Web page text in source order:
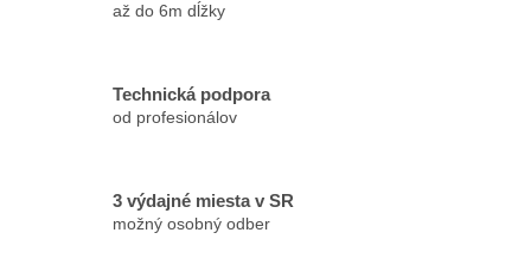
až do 6m dĺžky
Technická podpora
od profesionálov
3 výdajné miesta v SR
možný osobný odber